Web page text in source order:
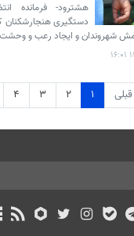
هشترود- فرمانده
دستگیری هنجارشکنان
شهروندان و ایجاد رعب و وحشت
قبلی ۱ ۲ ۳ ۴